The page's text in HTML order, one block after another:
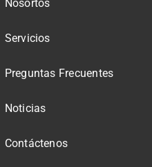
Nosortos
Servicios
Preguntas Frecuentes
Noticias
Contáctenos